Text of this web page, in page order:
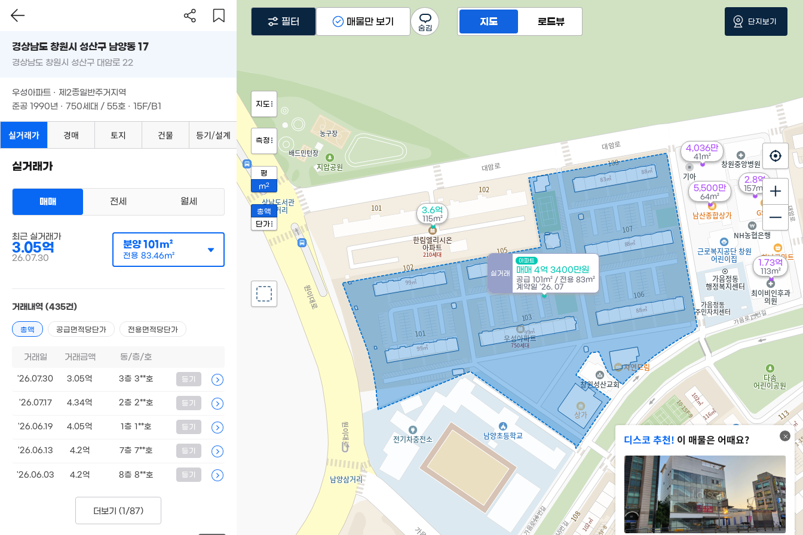
2.4억
실거래
아파트
매매 4억 3400만원
공급 101m² / 전용 83m²
계약일 '26. 07
3.6억
115m²
2.8억
157m²
4,036만
41m²
1.73억
113m²
5,500만
64m²
디스코 추천! 이 매물은 어때요?
지도 로드뷰
지도
측정
평
m2
총액
단가
필터 매물만 보기 단지보기
경상남도 창원시 성산구 남양동 17
경상남도 창원시 성산구 대암로 22
우성아파트 · 제2종일반주거지역
준공 1990년 · 750세대 / 55호 · 15F/B1
실거래가 경매 토지 건물 등기/설계
실거래가
매매 전세 월세
최근 실거래가
3.05억
26.07.30
분양101m²
전용 83.46m²
거래내역 (435건)
총액 공급면적당단가 전용면적당단가
거래일 거래금액 동/층/호
'26.07.30 3.05억 3층 3**호 등기
'26.07.17 4.34억 2층 2**호 등기
'26.06.19 4.05억 1층 1**호 등기
'26.06.13 4.2억 7층 7**호 등기
'26.06.03 4.2억 8층 8**호 등기
더보기 (1/87)